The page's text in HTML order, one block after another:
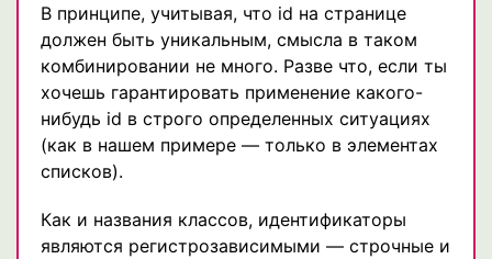
В принципе, учитывая, что id на странице
должен быть уникальным, смысла в таком
комбинировании не много. Разве что, если ты
хочешь гарантировать применение какого-
нибудь id в строго определенных ситуациях
(как в нашем примере — только в элементах
списков).
Как и названия классов, идентификаторы
являются регистрозависимыми — строчные и